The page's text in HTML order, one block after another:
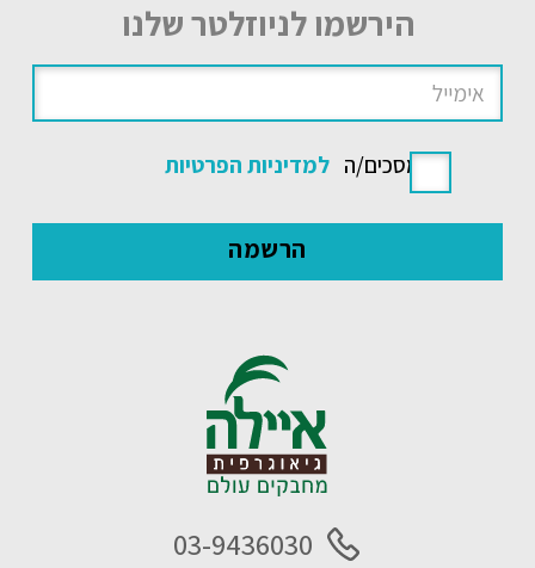
הירשמו לניוזלטר שלנו
אני מסכים/ה למדיניות הפרטיות
03-9436030